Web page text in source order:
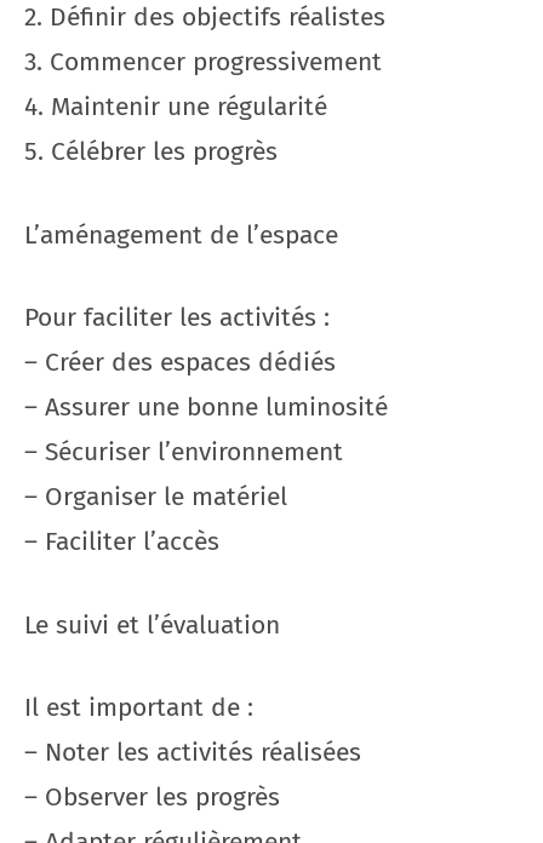
2. Définir des objectifs réalistes
3. Commencer progressivement
4. Maintenir une régularité
5. Célébrer les progrès
L’aménagement de l’espace
Pour faciliter les activités :
– Créer des espaces dédiés
– Assurer une bonne luminosité
– Sécuriser l’environnement
– Organiser le matériel
– Faciliter l’accès
Le suivi et l’évaluation
Il est important de :
– Noter les activités réalisées
– Observer les progrès